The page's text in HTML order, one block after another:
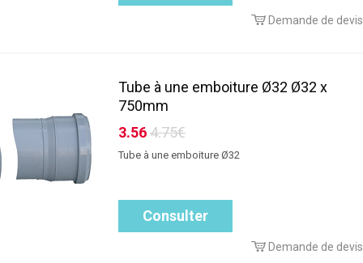
Demande de devis
Tube à une emboiture Ø32 Ø32 x
750mm
3.564.75€
Tube à une emboiture Ø32
Consulter
Demande de devis